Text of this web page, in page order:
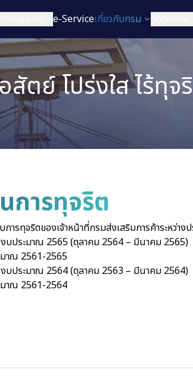
e-Serviceเกี่ยวกับกรม
ตย์ โปร่งใส ไร้ทุจ
การทุจริต
รทุจริตของเจ้าหน้าที่กรมส่งเสริมการค้าระหว่างป
งบประมาณ 2565 (ตุลาคม 2564 – มีนาคม 2565)
มาณ 2561-2565
งบประมาณ 2564 (ตุลาคม 2563 – มีนาคม 2564)
มาณ 2561-2564